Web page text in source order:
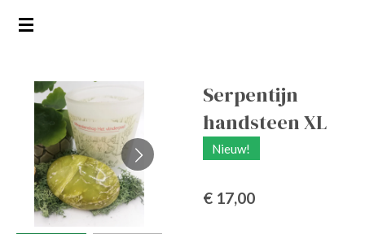
Ga
hoofdinhoud
Serpentijn
handsteen XL
Nieuw!
€ 17,00